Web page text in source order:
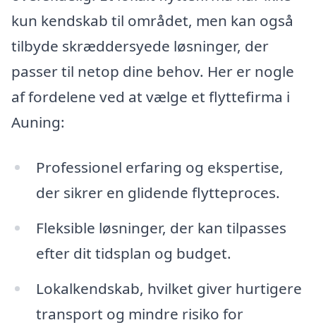
kun kendskab til området, men kan også
tilbyde skræddersyede løsninger, der
passer til netop dine behov. Her er nogle
af fordelene ved at vælge et flyttefirma i
Auning:
Professionel erfaring og ekspertise,
der sikrer en glidende flytteproces.
Fleksible løsninger, der kan tilpasses
efter dit tidsplan og budget.
Lokalkendskab, hvilket giver hurtigere
transport og mindre risiko for